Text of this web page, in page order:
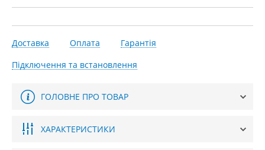
Доставка Оплата
Гарантія
Підключення та встановлення
ГОЛОВНЕ ПРО ТОВАР
ХАРАКТЕРИСТИКИ